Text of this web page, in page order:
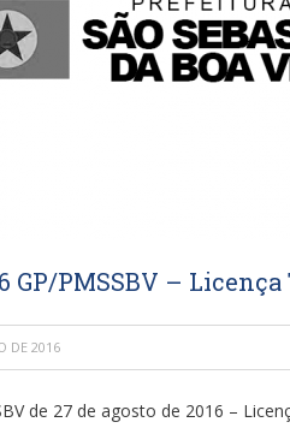
GP/PMSSBV –
DE 2016
de 27 de agosto de 2016 –